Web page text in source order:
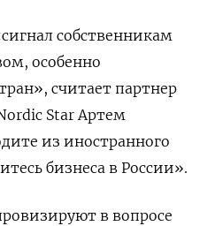
собственникам
особенно
считает партнер
Star Артем
из иностранного
бизнеса в России».
в вопросе